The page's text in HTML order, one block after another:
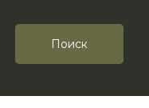
Поиск